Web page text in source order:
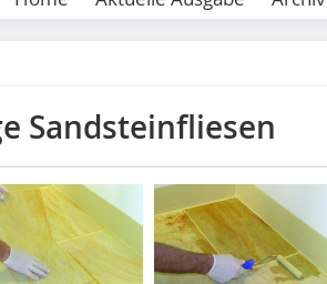
Sandsteinfliesen